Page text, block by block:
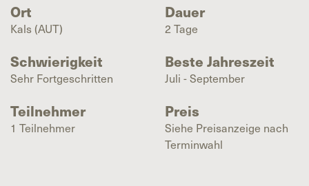
Ort
Kals (AUT)
Dauer
2 Tage
Schwierigkeit
Sehr Fortgeschritten
Beste Jahreszeit
Juli - September
Teilnehmer
1 Teilnehmer
Preis
Siehe Preisanzeige nach
Terminwahl